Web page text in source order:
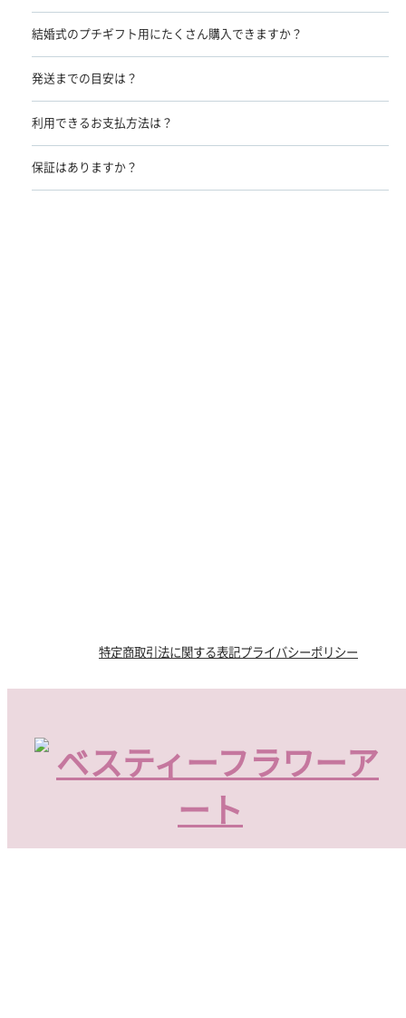
結婚式のプチギフト用にたくさん購入できますか？
発送までの目安は？
利用できるお支払方法は？
保証はありますか？
特定商取引法に関する表記プライバシーポリシー